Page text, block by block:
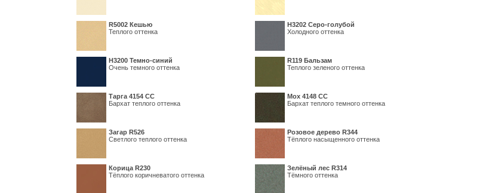
R5002 Кешью
Теплого оттенка
Н3202 Серо-голубой
Холодного оттенка
Н3200 Темно-синий
Очень темного оттенка
R119 Бальзам
Теплого зеленого оттенка
Тарга 4154 СС
Бархат теплого оттенка
Мох 4148 СС
Бархат теплого темного оттенка
Загар R526
Светлого теплого оттенка
Розовое дерево R344
Тёплого насыщенного оттенка
Корица R230
Тёплого коричневатого оттенка
Зелёный лес R314
Тёмного оттенка